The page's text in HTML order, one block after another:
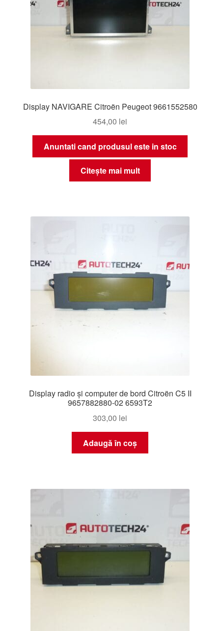
Display NAVIGARE Citroën Peugeot 9661552580
454,00 lei
Anuntati cand produsul este in stoc
Citește mai mult
Display radio și computer de bord Citroën C5 II
9657882880-02 6593T2
303,00 lei
Adaugă în coș